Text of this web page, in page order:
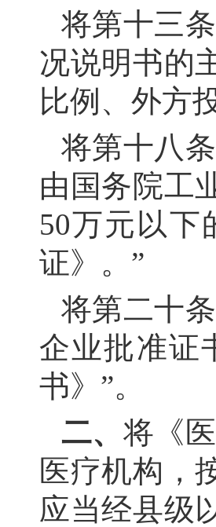
将第十三
况说明书的
比例、外方
将第十八
由国务院工
50万元以下
证》。”
将第二十
企业批准证
书》”。
二、 将《
医疗机构，
应当经县级